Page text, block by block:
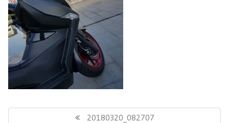
Previous
20180320_082707